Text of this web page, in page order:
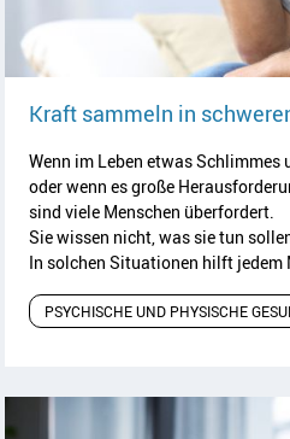
Kraft sammeln in
Wenn im Leben etwas Schlimmes
oder wenn es große
sind viele Menschen überfordert.
Sie wissen nicht, was sie tun
In solchen Situationen hilft jedem
PSYCHISCHE UND PHYSISCHE